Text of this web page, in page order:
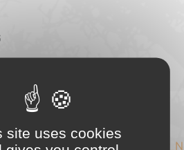
document : Gratuit
site uses cookies